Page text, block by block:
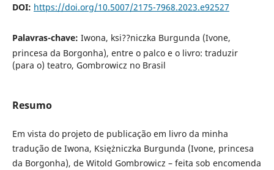
DOI: https://doi.org/10.5007/2175-7968.2023.e92527
Palavras-chave: Iwona, ksi??niczka Burgunda (Ivone,
princesa da Borgonha), entre o palco e o livro: traduzir
(para o) teatro, Gombrowicz no Brasil
Resumo
Em vista do projeto de publicação em livro da minha
tradução de Iwona, Księżniczka Burgunda (Ivone, princesa
da Borgonha), de Witold Gombrowicz – feita sob encomenda